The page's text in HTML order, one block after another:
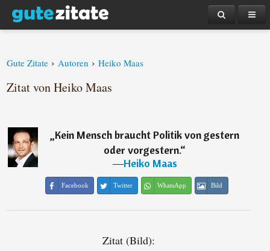
Gute Zitate › Autoren › Heiko Maas
Zitat von Heiko Maas
„Kein Mensch braucht Politik von gestern
oder vorgestern.“
―Heiko Maas
Facebook Twitter WhatsApp Bild
Zitat (Bild):